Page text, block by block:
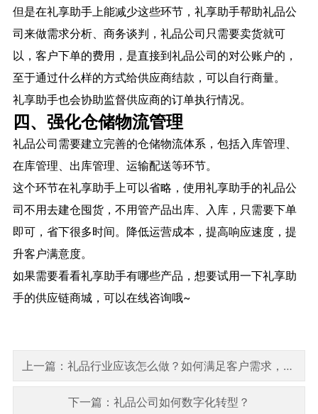
但是在礼享助手上能减少这些环节，礼享助手帮助礼品公
司来做需求分析、商务谈判，礼品公司只需要卖货就可
以，客户下单的费用，是直接到礼品公司的对公账户的，
至于通过什么样的方式给供应商结款，可以自行商量。
礼享助手也会协助监督供应商的订单执行情况。
四、强化仓储物流管理
礼品公司需要建立完善的仓储物流体系，包括入库管理、
在库管理、出库管理、运输配送等环节。
这个环节在礼享助手上可以省略，使用礼享助手的礼品公
司不用去建仓囤货，不用管产品出库、入库，只需要下单
即可，省下很多时间。降低运营成本，提高响应速度，提
升客户满意度。
如果需要看看礼享助手有哪些产品，想要试用一下礼享助
手的供应链商城，可以在线咨询哦~
上一篇：礼品行业应该怎么做？如何满足客户需求，拿下订单？
下一篇：礼品公司如何数字化转型？